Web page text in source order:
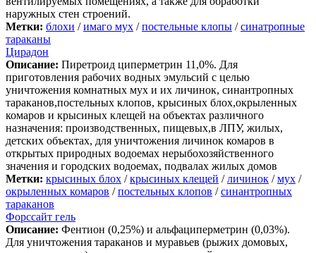
наружных стен строений.
Метки: блохи /имаго мух /постельные клопы /синатропные
тараканы
Цирадон
Описание: Пиретроид циперметрин 11,0%. Для
приготовления рабочих водных эмульсий с целью
уничтожения комнатных мух и их личинок, синантропных
тараканов,постельных клопов, крысиных блох,окрыленных
комаров и крысиных клещей на объектах различного
назначения: производственных, пищевых,в ЛПУ, жилых,
детских объектах, для уничтожения личинок комаров в
открытых природных водоемах нерыбохозяйственного
значения и городских водоемах, подвалах жилых домов
Метки: крысиных блох /крысиных клещей /личинок /мух /
окрыленных комаров /постельных клопов /синантропных
тараканов
Форссайт гель
Описание: Фентион (0,25%) и альфациперметрин (0,03%).
Для уничтожения тараканов и муравьев (рыжих домовых,